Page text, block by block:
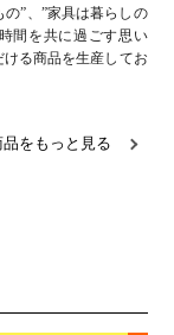
”、”家具は暮らしの
間を共に過ごす思い
る商品を生産してお
品をもっと見る